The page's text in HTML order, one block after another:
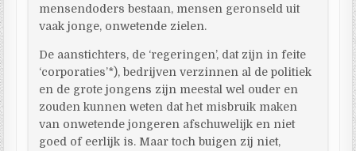
mensendoders bestaan, mensen geronseld uit
vaak jonge, onwetende zielen.
De aanstichters, de ‘regeringen’, dat zijn in feite
‘corporaties’*), bedrijven verzinnen al de politiek
en de grote jongens zijn meestal wel ouder en
zouden kunnen weten dat het misbruik maken
van onwetende jongeren afschuwelijk en niet
goed of eerlijk is. Maar toch buigen zij niet,